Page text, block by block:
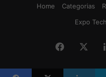
Home
Categorias
Expo
Facebook